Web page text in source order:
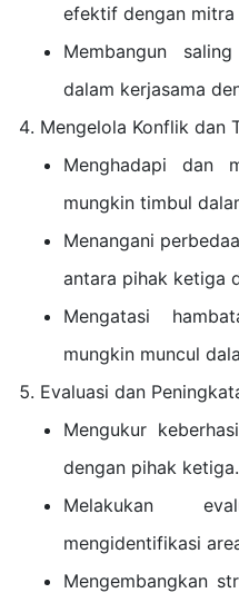
efektif dengan mitra
Membangun
dalam kerjasama
Mengelola Konflik dan
Menghadapi dan
mungkin timbul
Menangani
antara pihak ketiga
Mengatasi
mungkin muncul
Evaluasi dan
Mengukur
dengan pihak ketiga.
Melakukan
mengidentifikasi
Mengembangkan